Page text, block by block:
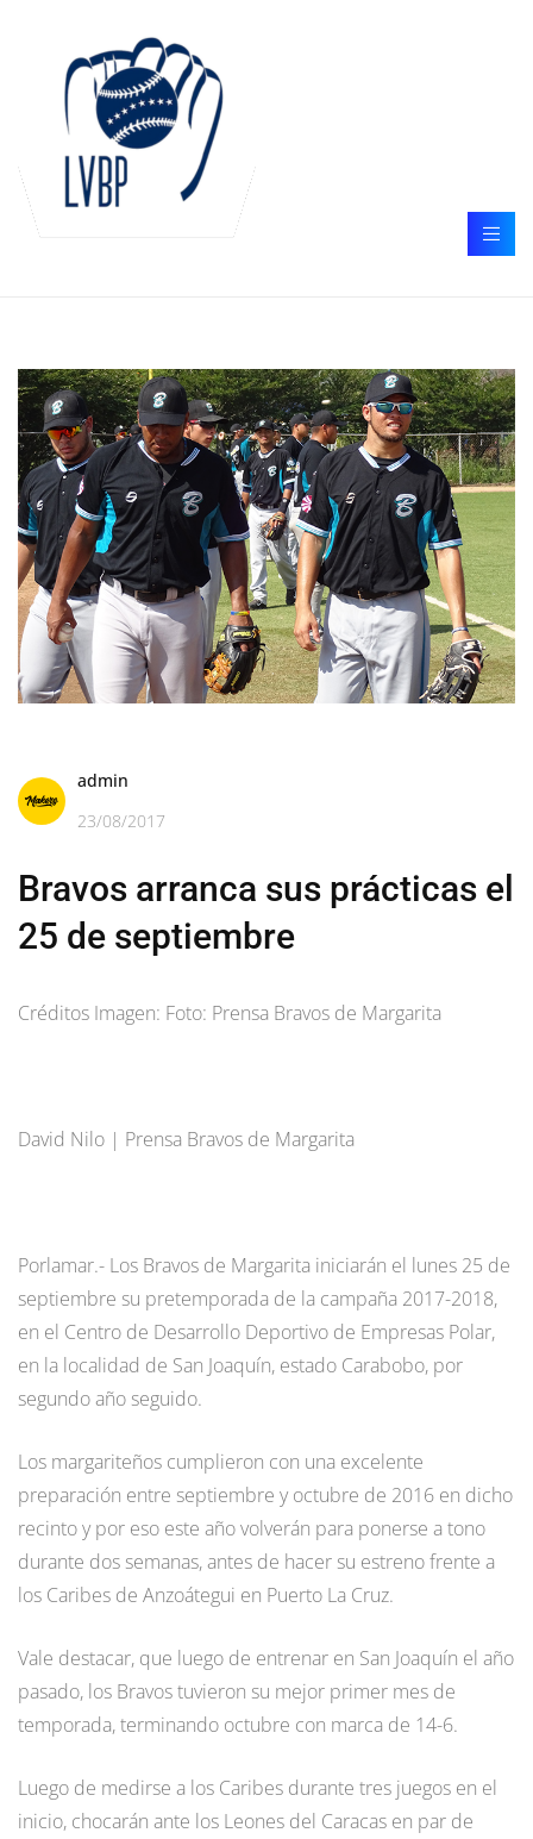
admin
23/08/2017
Bravos arranca sus prácticas el
25 de septiembre
Créditos Imagen: Foto: Prensa Bravos de Margarita
David Nilo | Prensa Bravos de Margarita
Porlamar.- Los Bravos de Margarita iniciarán el lunes 25 de
septiembre su pretemporada de la campaña 2017-2018,
en el Centro de Desarrollo Deportivo de Empresas Polar,
en la localidad de San Joaquín, estado Carabobo, por
segundo año seguido.
Los margariteños cumplieron con una excelente
preparación entre septiembre y octubre de 2016 en dicho
recinto y por eso este año volverán para ponerse a tono
durante dos semanas, antes de hacer su estreno frente a
los Caribes de Anzoátegui en Puerto La Cruz.
Vale destacar, que luego de entrenar en San Joaquín el año
pasado, los Bravos tuvieron su mejor primer mes de
temporada, terminando octubre con marca de 14-6.
Luego de medirse a los Caribes durante tres juegos en el
inicio, chocarán ante los Leones del Caracas en par de